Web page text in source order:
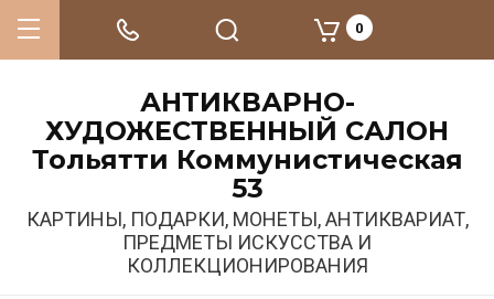
АНТИКВАРНО-
ХУДОЖЕСТВЕННЫЙ САЛОН
Тольятти Коммунистическая
53
КАРТИНЫ, ПОДАРКИ, МОНЕТЫ, АНТИКВАРИАТ,
ПРЕДМЕТЫ ИСКУССТВА И
КОЛЛЕКЦИОНИРОВАНИЯ
0